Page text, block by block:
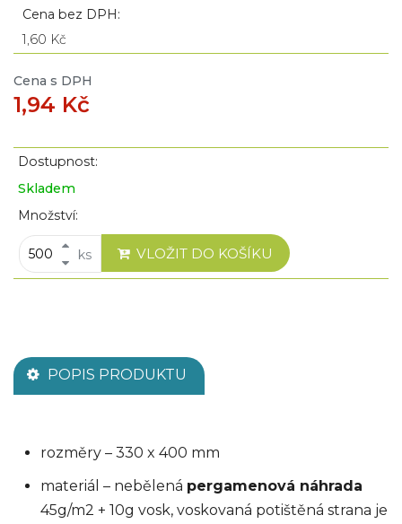
Cena bez DPH:
1,60 Kč
Cena s DPH
1,94 Kč
Dostupnost:
Skladem
Množství:
ks VLOŽIT DO KOŠÍKU
POPIS PRODUKTU
rozměry – 330 x 400 mm
materiál – nebělená pergamenová náhrada
45g/m2 + 10g vosk, voskovaná potištěná strana je